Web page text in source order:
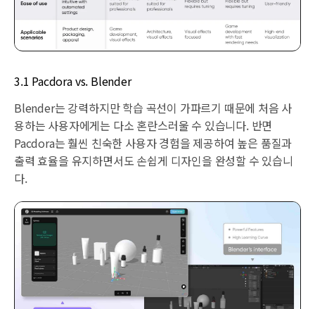
3.1 Pacdora vs. Blender
Blender는 강력하지만 학습 곡선이 가파르기 때문에 처음 사
용하는 사용자에게는 다소 혼란스러울 수 있습니다. 반면
Pacdora는 훨씬 친숙한 사용자 경험을 제공하여 높은 품질과
출력 효율을 유지하면서도 손쉽게 디자인을 완성할 수 있습니
다.